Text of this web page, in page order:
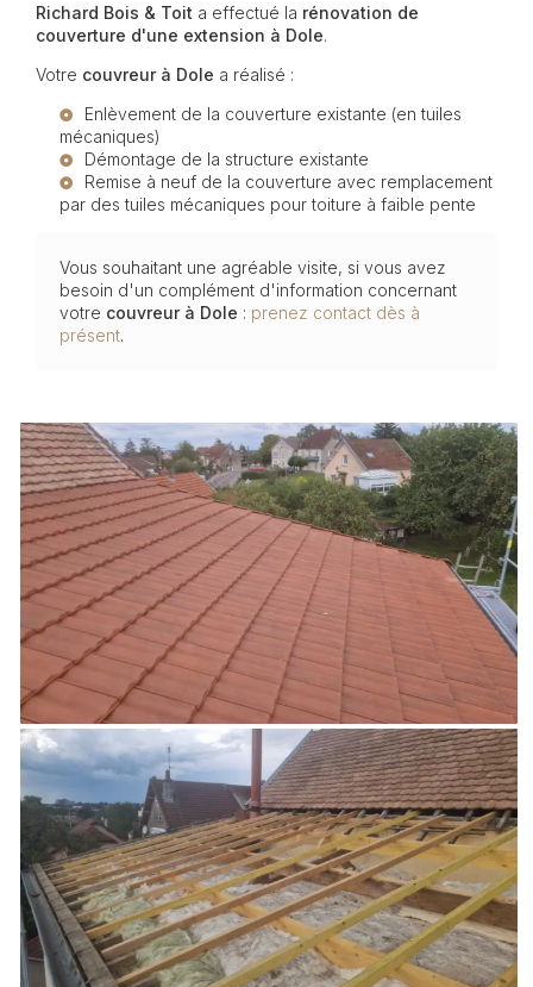
Richard Bois & Toit a effectué la rénovation de
couverture d'une extension à Dole.
Votre couvreur à Dole a réalisé :
Enlèvement de la couverture existante (en tuiles
mécaniques)
Démontage de la structure existante
Remise à neuf de la couverture avec remplacement
par des tuiles mécaniques pour toiture à faible pente
Vous souhaitant une agréable visite, si vous avez
besoin d'un complément d'information concernant
votre couvreurà Dole : prenez contact dès à
présent.